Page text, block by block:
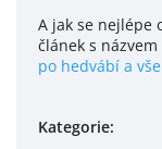
A jak se nejlépe
článek s názvem
po hedvábí a
Kategorie: